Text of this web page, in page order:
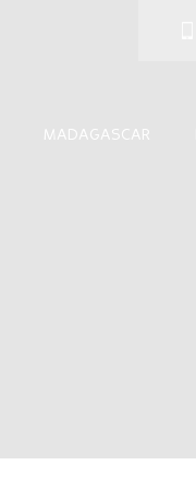
MADAGASCAR